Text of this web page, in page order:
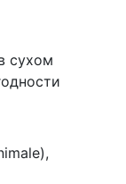
сухом